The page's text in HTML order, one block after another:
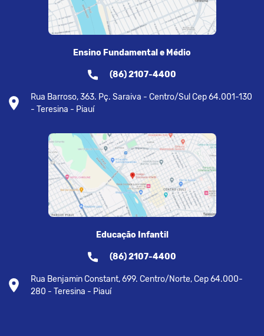
Ensino Fundamental e Médio
(86) 2107-4400
Rua Barroso, 363. Pç. Saraiva - Centro/Sul Cep 64.001-130
- Teresina - Piauí
Educação Infantil
(86) 2107-4400
Rua Benjamin Constant, 699. Centro/Norte, Cep 64.000-
280 - Teresina - Piauí